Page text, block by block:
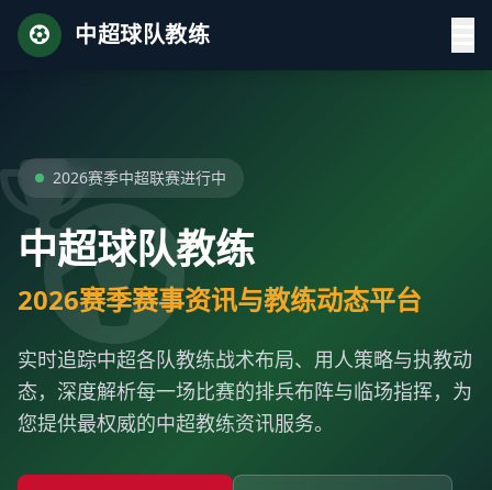
中超球队教练
2026赛季中超联赛进行中
中超球队教练
2026赛季赛事资讯与教练动态平台
实时追踪中超各队教练战术布局、用人策略与执教动
态，深度解析每一场比赛的排兵布阵与临场指挥，为
您提供最权威的中超教练资讯服务。